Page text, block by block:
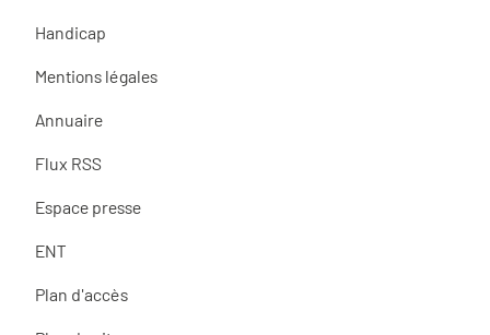
Handicap
Mentions légales
Annuaire
Flux RSS
Espace presse
ENT
Plan d'accès